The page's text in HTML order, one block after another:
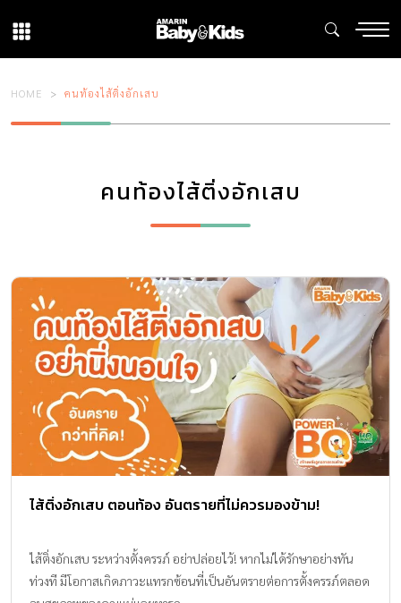
HOME คนท้องไส้ติ่งอักเสบ
คนท้องไส้ติ่งอักเสบ
ไส้ติ่งอักเสบ ตอนท้อง อันตรายที่ไม่ควรมองข้าม!
ไส้ติ่งอักเสบ ระหว่างตั้งครรภ์ อย่าปล่อยไว้! หากไม่ได้รักษาอย่างทัน
ท่วงที มีโอกาสเกิดภาวะแทรกซ้อนที่เป็นอันตรายต่อการตั้งครรภ์ตลอด